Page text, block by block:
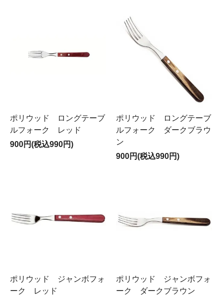
ポリウッド ロングテーブ
ルフォーク レッド
900円(税込990円)
ポリウッド ロングテーブ
ルフォーク ダークブラウ
ン
900円(税込990円)
ポリウッド ジャンボフォ
ーク レッド
ポリウッド ジャンボフォ
ーク ダークブラウン